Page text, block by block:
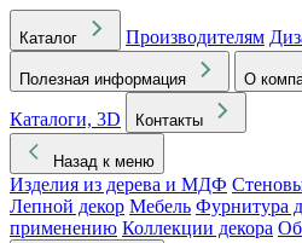
Каталог Производителям
Полезная информация О
Каталоги, 3D
Контакты
Назад к меню
Изделия из дерева и МДФ
Лепной декор Мебель Фурнитура
применению Коллекции декора